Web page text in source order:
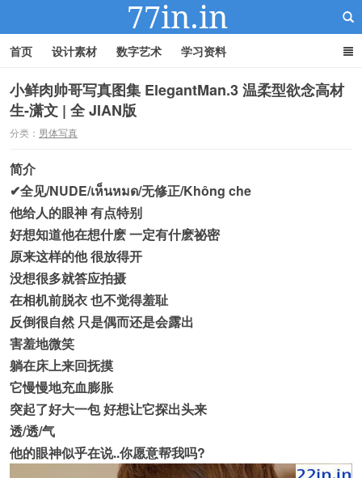
首页 设计素材 数字艺术 学习资料
小鲜肉帅哥写真图集 ElegantMan.3 温柔型欲念高材
生-潇文 | 全 JIAN版
分类： 男体写真
简介
✔全见/NUDE/เห็นหมด/无修正/Không che
他给人的眼神 有点特别
好想知道他在想什麽 一定有什麽祕密
原来这样的他 很放得开
没想很多就答应拍摄
在相机前脱衣 也不觉得羞耻
反倒很自然 只是偶而还是会露出
害羞地微笑
躺在床上来回抚摸
它慢慢地充血膨胀
突起了好大一包 好想让它探出头来
透/透/气
他的眼神似乎在说..你愿意帮我吗?